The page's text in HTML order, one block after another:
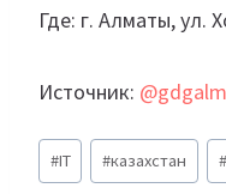
Где: г. Алматы, ул.
Источник:
Метки
записи:
#IT #казахстан #